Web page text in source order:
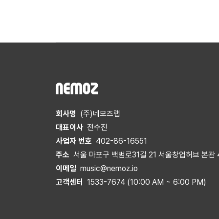
회사명 (주)네모즈랩
대표이사 전수진
사업자 번호 402-86-16551
주소 서울 마포구 백범로31길 21 서울창업허브 본관
이메일 music@nemoz.io
고객센터
1533-7674 (10:00 AM ~ 6:00 PM)